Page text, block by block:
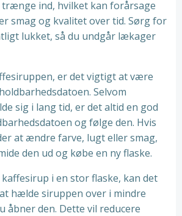
ind, hvilket kan forårsage
smag og kvalitet over tid. Sørg for
lukket, så du undgår lækager
er det vigtigt at være
Selvom
sig i lang tid, er det altid en god
og følge den. Hvis
at ændre farve, lugt eller smag,
den ud og købe en ny flaske.
i en stor flaske, kan det
hælde siruppen over i mindre
åbner den. Dette vil reducere